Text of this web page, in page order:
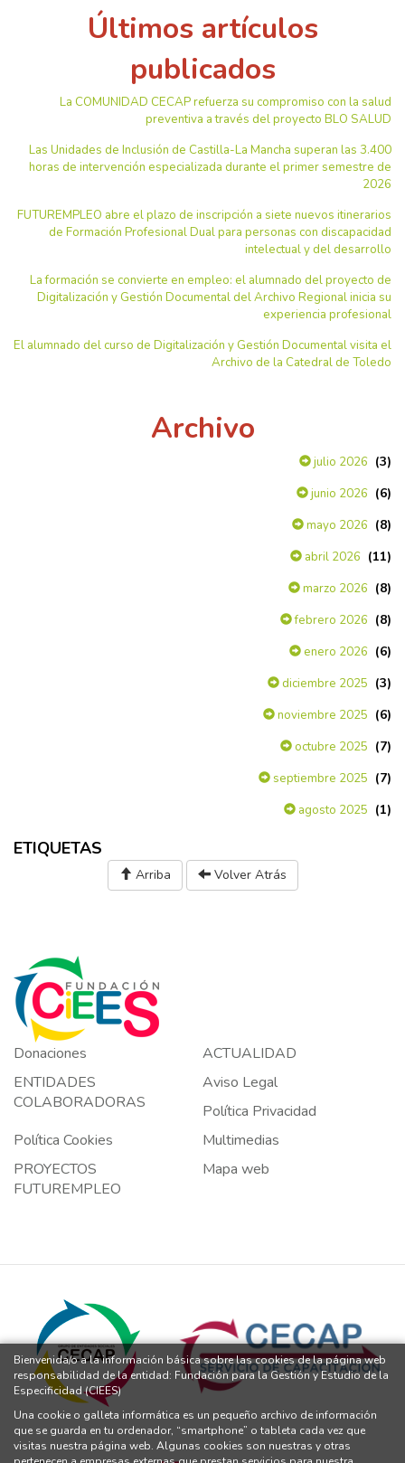
Últimos artículos
publicados
La COMUNIDAD CECAP refuerza su compromiso con la salud
preventiva a través del proyecto BLO SALUD
Las Unidades de Inclusión de Castilla-La Mancha superan las 3.400
horas de intervención especializada durante el primer semestre de
2026
FUTUREMPLEO abre el plazo de inscripción a siete nuevos itinerarios
de Formación Profesional Dual para personas con discapacidad
intelectual y del desarrollo
La formación se convierte en empleo: el alumnado del proyecto de
Digitalización y Gestión Documental del Archivo Regional inicia su
experiencia profesional
El alumnado del curso de Digitalización y Gestión Documental visita el
Archivo de la Catedral de Toledo
Archivo
julio 2026 (3)
junio 2026 (6)
mayo 2026 (8)
abril 2026 (11)
marzo 2026 (8)
febrero 2026 (8)
enero 2026 (6)
diciembre 2025 (3)
noviembre 2025 (6)
octubre 2025 (7)
septiembre 2025 (7)
agosto 2025 (1)
ETIQUETAS
Arriba Volver Atrás
Donaciones
ACTUALIDAD
ENTIDADES
COLABORADORAS
Aviso Legal
Política Privacidad
Política Cookies
Multimedias
PROYECTOS
FUTUREMPLEO
Mapa web
Bienvenida/o a la información básica sobre las cookies de la página web
responsabilidad de la entidad: Fundación para la Gestión y Estudio de la
Especificidad (CIEES)
Una cookie o galleta informática es un pequeño archivo de información
que se guarda en tu ordenador, “smartphone” o tableta cada vez que
visitas nuestra página web. Algunas cookies son nuestras y otras